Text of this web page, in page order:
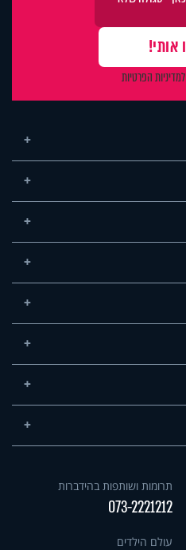
למדיניות הפרטיות
תרומות ושותפות בהידברות
073-2221212
עולם הילדים